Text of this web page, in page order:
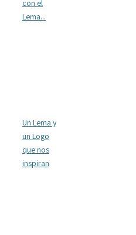
con el
Lema...
Un Lema y
un Logo
que nos
inspiran